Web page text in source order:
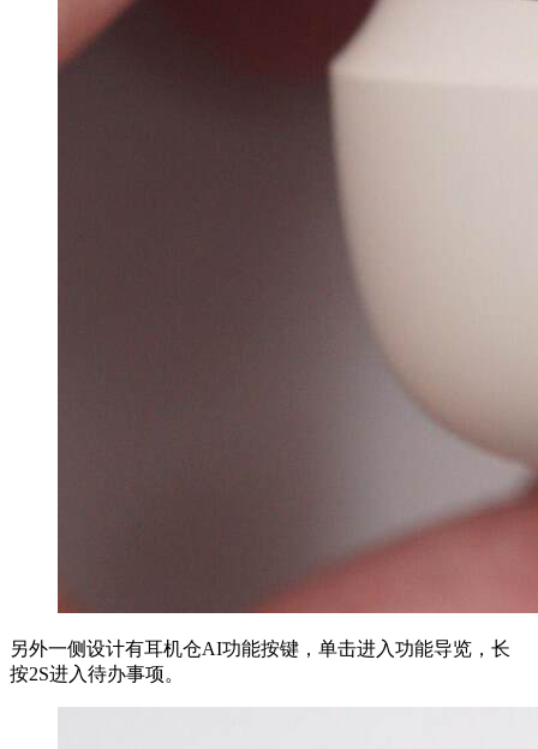
另外一侧设计有耳机仓AI功能按键，单击进入功能导览，长
按2S进入待办事项。